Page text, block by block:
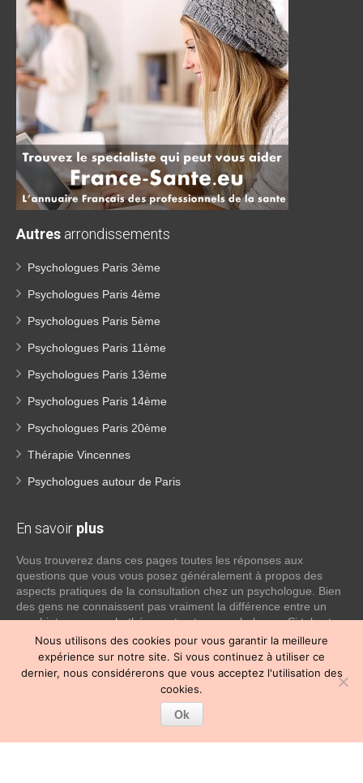
Autres arrondissements
Psychologues Paris 3ème
Psychologues Paris 4ème
Psychologues Paris 5ème
Psychologues Paris 11ème
Psychologues Paris 13ème
Psychologues Paris 14ème
Psychologues Paris 20ème
Thérapie Vincennes
Psychologues autour de Paris
En savoir plus
Vous trouverez dans ces pages toutes les réponses aux
questions que vous vous posez généralement à propos des
aspects pratiques de la consultation chez un psychologue. Bien
des gens ne connaissent pas vraiment la différence entre un
psychiatre, un psychothérapeute et un psychologue. Si tel est
votre cas, voici quelques définitions qui devraient clarifier les
choses, n’hésitez pas à nous contacter:
Lire la suite
Nous utilisons des cookies pour vous garantir la meilleure
expérience sur notre site. Si vous continuez à utiliser ce
dernier, nous considérerons que vous acceptez l'utilisation des
cookies.
Ok